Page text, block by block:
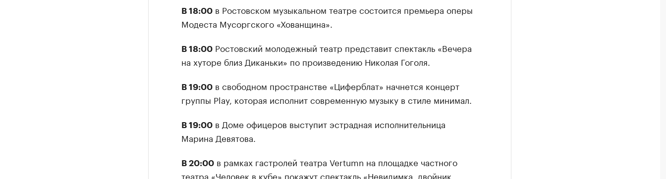
В 18:00в Ростовском музыкальном театре состоится премьера оперы
Модеста Мусоргского «Хованщина».
В 18:00Ростовский молодежный театр представит спектакль «Вечера
на хуторе близ Диканьки» по произведению Николая Гоголя.
В 19:00в свободном пространстве «Циферблат» начнется концерт
группы Play, которая исполнит современную музыку в стиле минимал.
В 19:00в Доме офицеров выступит эстрадная исполнительница
Марина Девятова.
В 20:00в рамках гастролей театра Vertumn на площадке частного
театра «Человек в кубе» покажут спектакль «Невидимка, двойник,